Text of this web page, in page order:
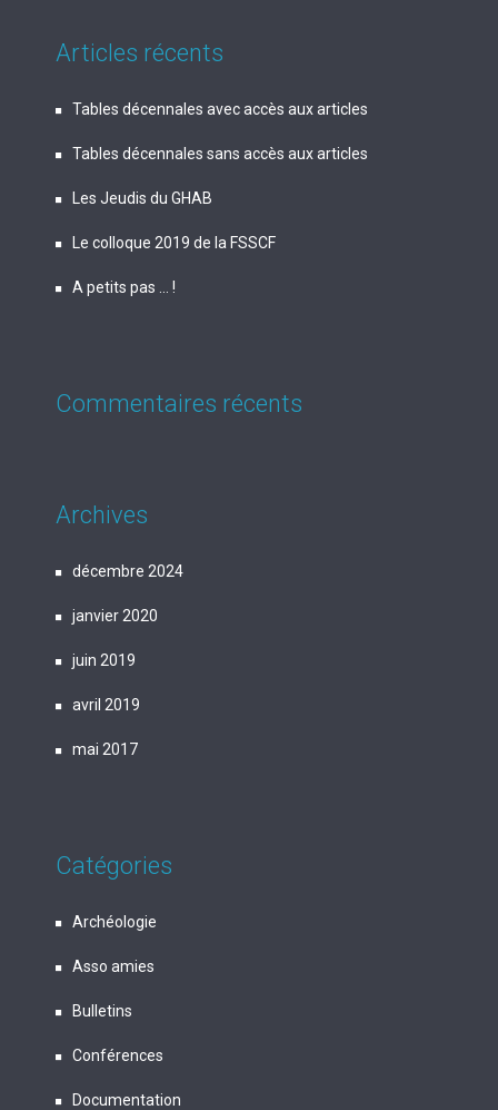
Articles récents
Tables décennales avec accès aux articles
Tables décennales sans accès aux articles
Les Jeudis du GHAB
Le colloque 2019 de la FSSCF
A petits pas … !
Commentaires récents
Archives
décembre 2024
janvier 2020
juin 2019
avril 2019
mai 2017
Catégories
Archéologie
Asso amies
Bulletins
Conférences
Documentation